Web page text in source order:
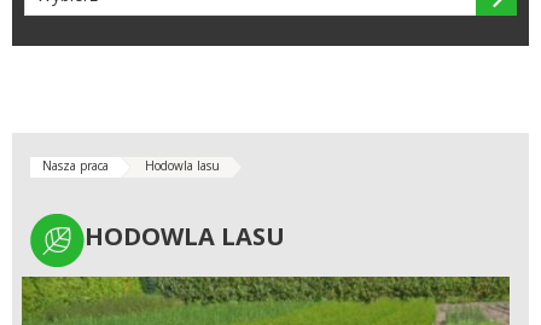
Nasza praca Hodowla lasu
HODOWLA LASU
HODOWLA LASU